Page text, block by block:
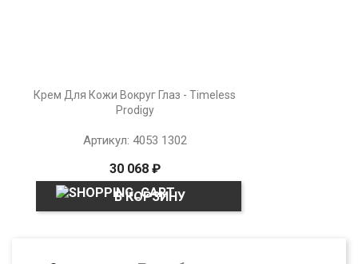
Крем Для Кожи Вокруг Глаз - Timeless
Prodigy
Артикул: 4053 1302
30 068 ₽
В КОРЗИНУ